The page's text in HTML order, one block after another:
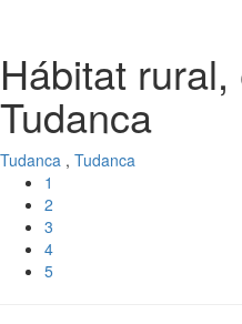
Hábitat
Tudanca
Tudanca , Tudanca
1
2
3
4
5